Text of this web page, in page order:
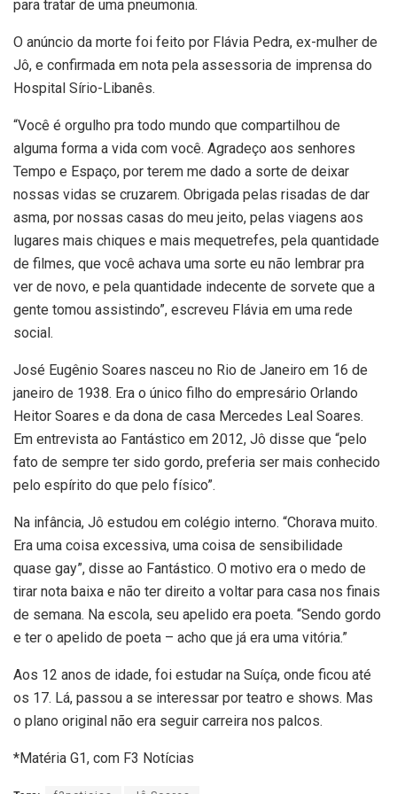
para tratar de uma pneumonia.
O anúncio da morte foi feito por Flávia Pedra, ex-mulher de
Jô, e confirmada em nota pela assessoria de imprensa do
Hospital Sírio-Libanês.
“Você é orgulho pra todo mundo que compartilhou de
alguma forma a vida com você. Agradeço aos senhores
Tempo e Espaço, por terem me dado a sorte de deixar
nossas vidas se cruzarem. Obrigada pelas risadas de dar
asma, por nossas casas do meu jeito, pelas viagens aos
lugares mais chiques e mais mequetrefes, pela quantidade
de filmes, que você achava uma sorte eu não lembrar pra
ver de novo, e pela quantidade indecente de sorvete que a
gente tomou assistindo”, escreveu Flávia em uma rede
social.
José Eugênio Soares nasceu no Rio de Janeiro em 16 de
janeiro de 1938. Era o único filho do empresário Orlando
Heitor Soares e da dona de casa Mercedes Leal Soares.
Em entrevista ao Fantástico em 2012, Jô disse que “pelo
fato de sempre ter sido gordo, preferia ser mais conhecido
pelo espírito do que pelo físico”.
Na infância, Jô estudou em colégio interno. “Chorava muito.
Era uma coisa excessiva, uma coisa de sensibilidade
quase gay”, disse ao Fantástico. O motivo era o medo de
tirar nota baixa e não ter direito a voltar para casa nos finais
de semana. Na escola, seu apelido era poeta. “Sendo gordo
e ter o apelido de poeta – acho que já era uma vitória.”
Aos 12 anos de idade, foi estudar na Suíça, onde ficou até
os 17. Lá, passou a se interessar por teatro e shows. Mas
o plano original não era seguir carreira nos palcos.
*Matéria G1, com F3 Notícias